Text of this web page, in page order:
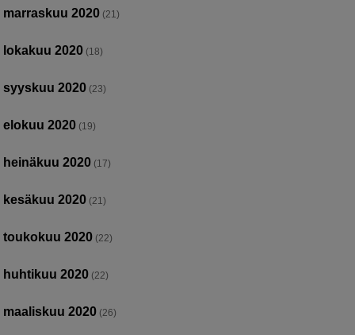
marraskuu 2020 (21)
lokakuu 2020 (18)
syyskuu 2020 (23)
elokuu 2020 (19)
heinäkuu 2020 (17)
kesäkuu 2020 (21)
toukokuu 2020 (22)
huhtikuu 2020 (22)
maaliskuu 2020 (26)